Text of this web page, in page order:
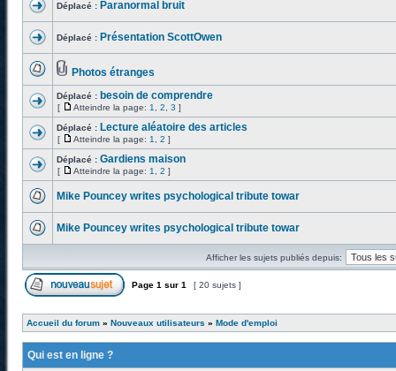
Déplacé : Paranormal bruit
Déplacé : Présentation ScottOwen
Photos étranges
Déplacé : besoin de comprendre
[ Atteindre la page: 1 2 3 ]
Déplacé : Lecture aléatoire des articles
[ Atteindre la page: 1 2 ]
Déplacé : Gardiens maison
[ Atteindre la page: 1 2 ]
Mike Pouncey writes psychological tribute towar
Mike Pouncey writes psychological tribute towar
Afficher les sujets publiés depuis:
Page 1 sur 1 [ 20 sujets ]
Accueil du forum » Nouveaux utilisateurs » Mode d'emploi
Qui est en ligne ?